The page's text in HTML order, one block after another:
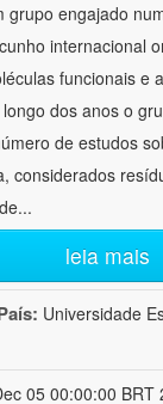
grupo engajado
internacional
funcionais e
dos anos o
de estudos
considerados
...
leia mais
Universidade
05 00:00:00 BRT